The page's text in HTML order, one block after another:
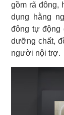
gồm rã đông,
dụng hằng
đông tự động
dưỡng chất,
người nội trợ.